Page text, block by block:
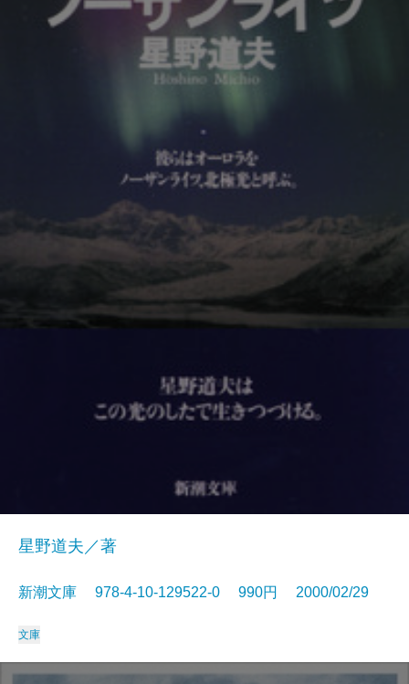
星野道夫／著
新潮文庫 978-4-10-129522-0 990円 2000/02/29
文庫